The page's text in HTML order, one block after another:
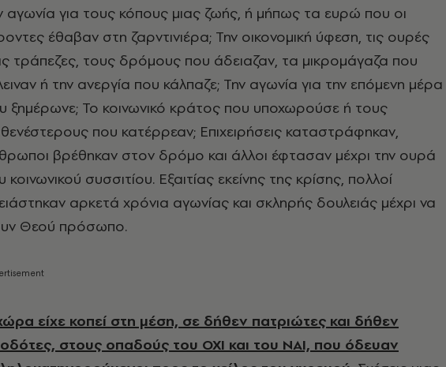
αγωνία για τους κόπους μιας ζωής, ή μήπως τα ευρώ που οι
έθαβαν στη ζαρντινιέρα; Την οικονομική ύφεση, τις ουρές
τράπεζες, τους δρόμους που άδειαζαν, τα μικρομάγαζα που
ή την ανεργία που κάλπαζε; Την αγωνία για την επόμενη μέρα
ξημέρωνε; Το κοινωνικό κράτος που υποχωρούσε ή τους
που κατέρρεαν; Επιχειρήσεις καταστράφηκαν,
βρέθηκαν στον δρόμο και άλλοι έφτασαν μέχρι την ουρά
κοινωνικού συσσιτίου. Εξαιτίας εκείνης της κρίσης, πολλοί
αρκετά χρόνια αγωνίας και σκληρής δουλειάς μέχρι να
Θεού πρόσωπο.
είχε κοπεί στη μέση, σε δήθεν πατριώτες και δήθεν
στους οπαδούς του ΟΧΙ και του ΝΑΙ, που όδευαν